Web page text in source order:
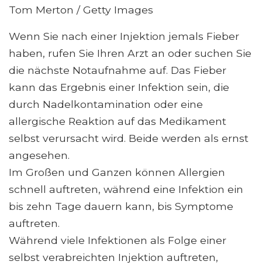
Tom Merton / Getty Images
Wenn Sie nach einer Injektion jemals Fieber
haben, rufen Sie Ihren Arzt an oder suchen Sie
die nächste Notaufnahme auf. Das Fieber
kann das Ergebnis einer Infektion sein, die
durch Nadelkontamination oder eine
allergische Reaktion auf das Medikament
selbst verursacht wird. Beide werden als ernst
angesehen.
Im Großen und Ganzen können Allergien
schnell auftreten, während eine Infektion ein
bis zehn Tage dauern kann, bis Symptome
auftreten.
Während viele Infektionen als Folge einer
selbst verabreichten Injektion auftreten,